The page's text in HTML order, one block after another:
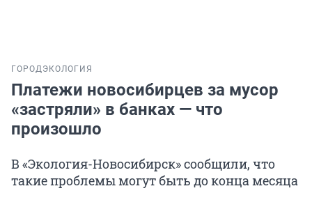
ГОРОДЭКОЛОГИЯ
Платежи новосибирцев за мусор
«застряли» в банках — что
произошло
В «Экология-Новосибирск» сообщили, что
такие проблемы могут быть до конца месяца